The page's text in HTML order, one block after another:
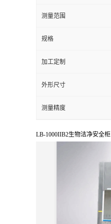
测量范围
规格
加工定制
外形尺寸
测量精度
LB-1000IIB2生物洁净安全柜